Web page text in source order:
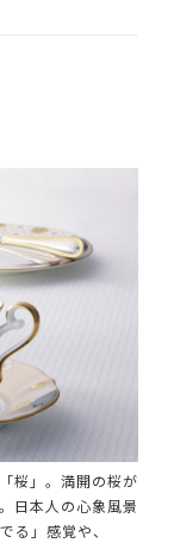
桜」。満開の桜が
日本人の心象風景
る」感覚や、